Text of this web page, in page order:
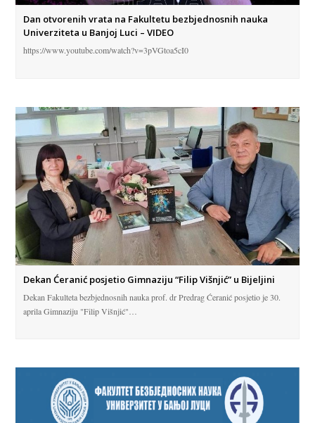
Dan otvorenih vrata na Fakultetu bezbjednosnih nauka
Univerziteta u Banjoj Luci – VIDEO
https://www.youtube.com/watch?v=3pVGtoa5cI0
Dekan Ćeranić posjetio Gimnaziju “Filip Višnjić” u Bijeljini
Dekan Fakulteta bezbjednosnih nauka prof. dr Predrag Ćeranić posjetio je 30.
aprila Gimnaziju "Filip Višnjić"…